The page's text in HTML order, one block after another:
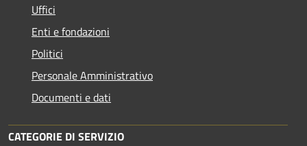
Uffici
Enti e fondazioni
Politici
Personale Amministrativo
Documenti e dati
CATEGORIE DI SERVIZIO